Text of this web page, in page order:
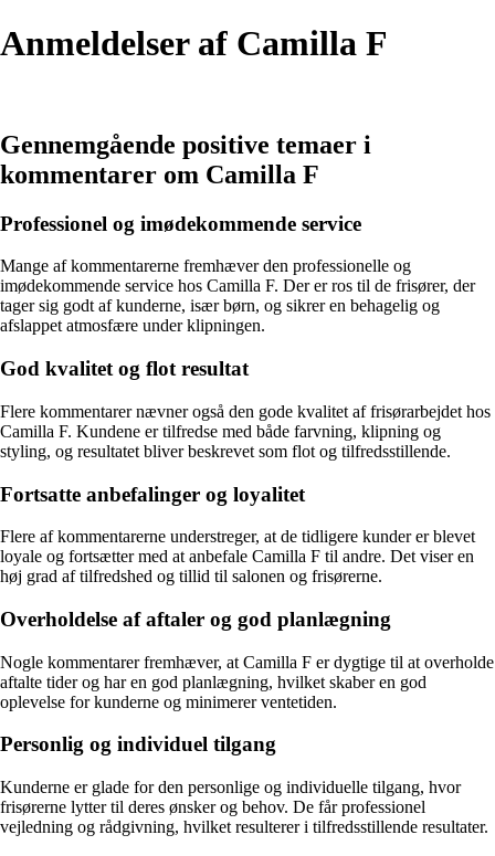
Anmeldelser af Camilla F
Gennemgående positive temaer i
kommentarer om Camilla F
Professionel og imødekommende service
Mange af kommentarerne fremhæver den professionelle og
imødekommende service hos Camilla F. Der er ros til de frisører, der
tager sig godt af kunderne, især børn, og sikrer en behagelig og
afslappet atmosfære under klipningen.
God kvalitet og flot resultat
Flere kommentarer nævner også den gode kvalitet af frisørarbejdet hos
Camilla F. Kundene er tilfredse med både farvning, klipning og
styling, og resultatet bliver beskrevet som flot og tilfredsstillende.
Fortsatte anbefalinger og loyalitet
Flere af kommentarerne understreger, at de tidligere kunder er blevet
loyale og fortsætter med at anbefale Camilla F til andre. Det viser en
høj grad af tilfredshed og tillid til salonen og frisørerne.
Overholdelse af aftaler og god planlægning
Nogle kommentarer fremhæver, at Camilla F er dygtige til at overholde
aftalte tider og har en god planlægning, hvilket skaber en god
oplevelse for kunderne og minimerer ventetiden.
Personlig og individuel tilgang
Kunderne er glade for den personlige og individuelle tilgang, hvor
frisørerne lytter til deres ønsker og behov. De får professionel
vejledning og rådgivning, hvilket resulterer i tilfredsstillende resultater.